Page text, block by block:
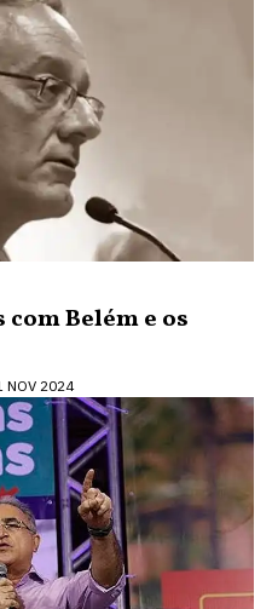
Belém e os
NOV 2024